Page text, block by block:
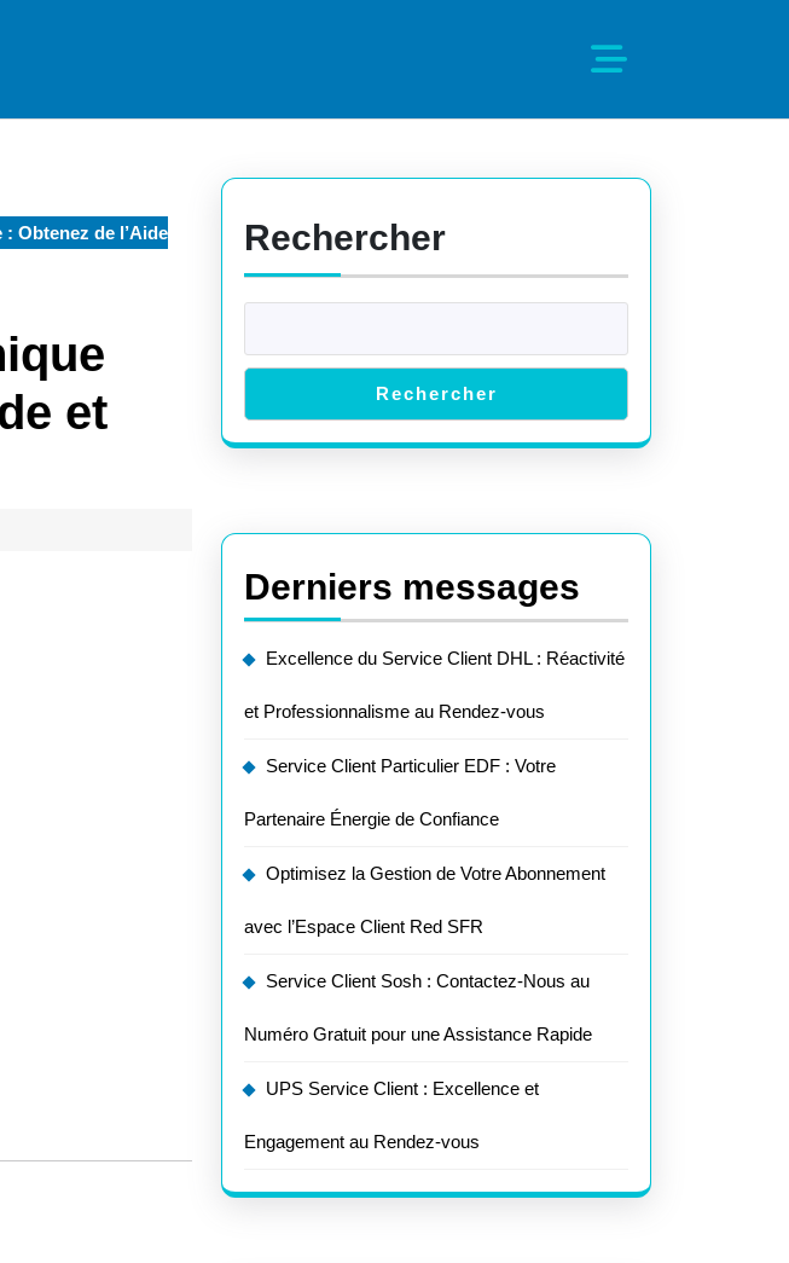
Obtenez de l’Aide
et
Rechercher
Rechercher
Derniers messages
Excellence du Service Client DHL : Réactivité
et Professionnalisme au Rendez-vous
Service Client Particulier EDF : Votre
Partenaire Énergie de Confiance
Optimisez la Gestion de Votre Abonnement
avec l’Espace Client Red SFR
Service Client Sosh : Contactez-Nous au
Numéro Gratuit pour une Assistance Rapide
UPS Service Client : Excellence et
Engagement au Rendez-vous